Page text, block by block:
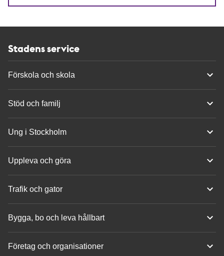
Stadens service
Förskola och skola
Stöd och familj
Ung i Stockholm
Uppleva och göra
Trafik och gator
Bygga, bo och leva hållbart
Företag och organisationer